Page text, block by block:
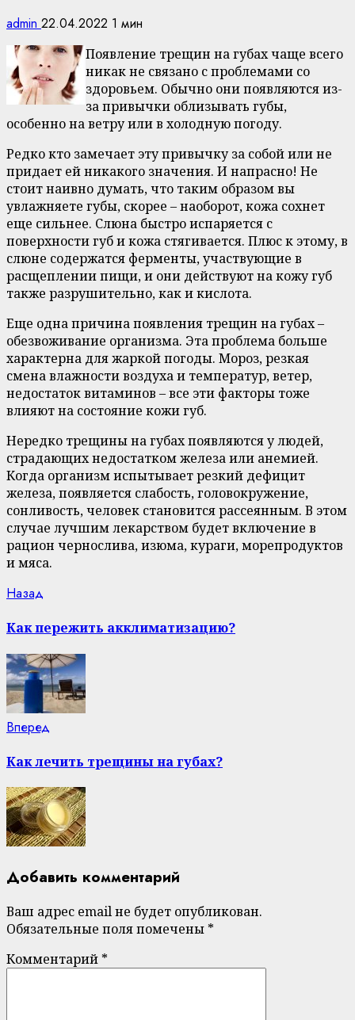
admin 22.04.2022 1 мин
Появление трещин на губах чаще всего
никак не связано с проблемами со
здоровьем. Обычно они появляются из-
за привычки облизывать губы,
особенно на ветру или в холодную погоду.
Редко кто замечает эту привычку за собой или не
придает ей никакого значения. И напрасно! Не
стоит наивно думать, что таким образом вы
увлажняете губы, скорее – наоборот, кожа сохнет
еще сильнее. Слюна быстро испаряется с
поверхности губ и кожа стягивается. Плюс к этому, в
слюне содержатся ферменты, участвующие в
расщеплении пищи, и они действуют на кожу губ
также разрушительно, как и кислота.
Еще одна причина появления трещин на губах –
обезвоживание организма. Эта проблема больше
характерна для жаркой погоды. Мороз, резкая
смена влажности воздуха и температур, ветер,
недостаток витаминов – все эти факторы тоже
влияют на состояние кожи губ.
Нередко трещины на губах появляются у людей,
страдающих недостатком железа или анемией.
Когда организм испытывает резкий дефицит
железа, появляется слабость, головокружение,
сонливость, человек становится рассеянным. В этом
случае лучшим лекарством будет включение в
рацион чернослива, изюма, кураги, морепродуктов
и мяса.
Continue
Reading
Назад
Как пережить акклиматизацию?
Вперед
Как лечить трещины на губах?
Добавить комментарий
Ваш адрес email не будет опубликован.
Обязательные поля помечены *
Комментарий *